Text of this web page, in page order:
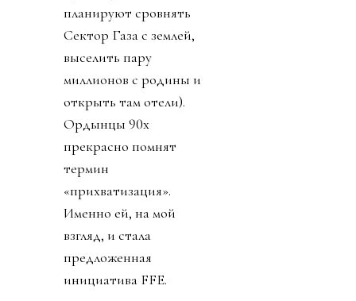
планируют сровнять
Сектор Газа с землей,
выселить пару
миллионов с родины и
открыть там отели).
Ордынцы 90х
прекрасно помнят
термин
«прихватизация».
Именно ей, на мой
взгляд, и стала
предложенная
инициатива FFE.